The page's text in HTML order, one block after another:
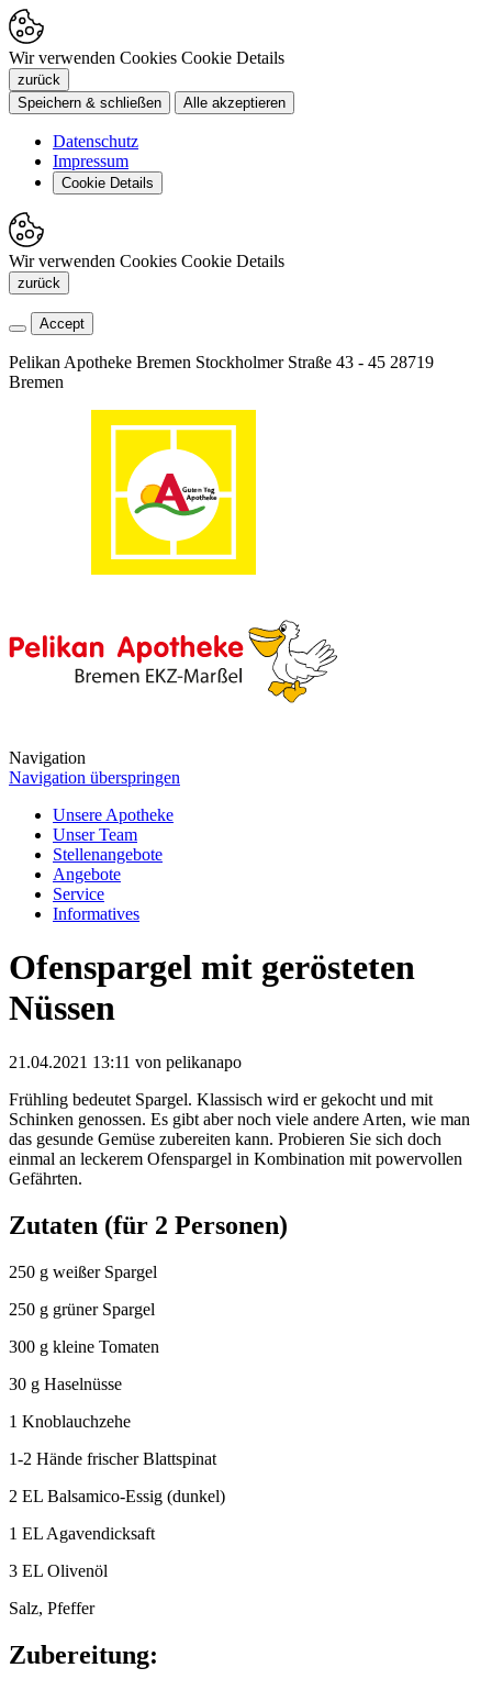
Wir verwenden Cookies Cookie Details
zurück
Speichern & schließen
Alle akzeptieren
Datenschutz
Impressum
Cookie Details
Wir verwenden Cookies Cookie Details
zurück
Accept
Pelikan Apotheke Bremen Stockholmer Straße 43 - 45 28719
Bremen
Navigation
Navigation überspringen
Unsere Apotheke
Unser Team
Stellenangebote
Angebote
Service
Informatives
Ofenspargel mit gerösteten
Nüssen
21.04.2021 13:11 von pelikanapo
Frühling bedeutet Spargel. Klassisch wird er gekocht und mit
Schinken genossen. Es gibt aber noch viele andere Arten, wie man
das gesunde Gemüse zubereiten kann. Probieren Sie sich doch
einmal an leckerem Ofenspargel in Kombination mit powervollen
Gefährten.
Zutaten (für 2 Personen)
250 g weißer Spargel
250 g grüner Spargel
300 g kleine Tomaten
30 g Haselnüsse
1 Knoblauchzehe
1-2 Hände frischer Blattspinat
2 EL Balsamico-Essig (dunkel)
1 EL Agavendicksaft
3 EL Olivenöl
Salz, Pfeffer
Zubereitung: